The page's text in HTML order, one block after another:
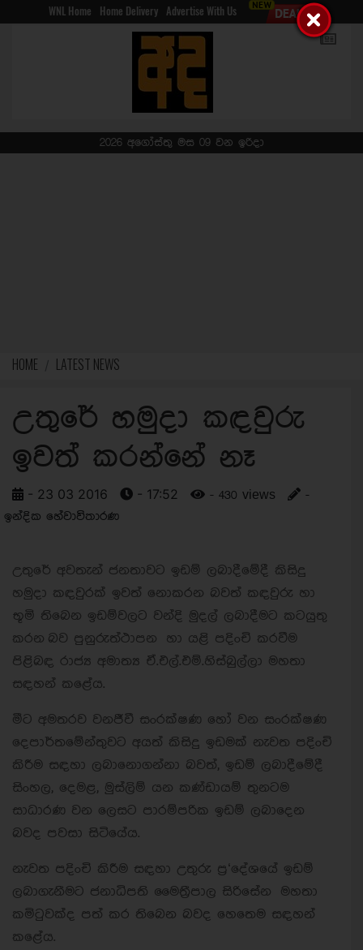
WNL Home Home Delivery Advertise With Us
2026 අගෝස්තු මස 09 වන ඉරිදා
HOME LATEST NEWS
උතුරේ හමුදා කඳවුරු
ඉවත් කරන්නේ නෑ
- 23 03 2016 - 17:52 - 430 views
-
ඉන්දික හේවාවිතාරණ
උතුරේ අවතැන් ජනතාවට ඉඩම් ලබාදීමේදී කිසිදු
හමුදා කඳවුරක් ඉවත් නොකරන බවත් කඳවුරු හා
භූමි තිබෙන ඉඩම්වලට වන්දි මුදල් ලබාදීමට කටයුතු
කරන බව පුනුරුත්ථාපන හා යළි පදිංචි කරවීම
පිළිබඳ රාජ්‍ය අමාත්‍ය ඒ.එල්.එම්.හිස්බුල්ලා මහතා
සඳහන් කළේය.
මීට අමතරව වනජීවී සංරක්ෂණ හෝ වන සංරක්ෂණ
දෙපාර්තමේන්තුවට අයත් කිසිදු ඉඩමක් නැවත පදිංචි
කිරීම සඳහා ලබානොගන්නා බවත්, ඉඩම් ලබාදීමේදී
සිංහල, දෙමළ, මුස්ලිම් යන කණ්ඩායම් තුනටම
සාධාරණ වන ලෙසට පාරම්පරික ඉඩම් ලබාදෙන
බවද පවසා සිටියේය.
නැවත පදිංචි කිරීම සඳහා උතුරු ප්‍ර‘දේශයේ ඉඩම්
ලබාගැනීමට ජනාධිපති මෛත්‍රීපාල සිරිසේන මහතා
කමිටුවක්ද පත් කර තිබෙන බවද හෙතෙම සඳහන්
කළේය.